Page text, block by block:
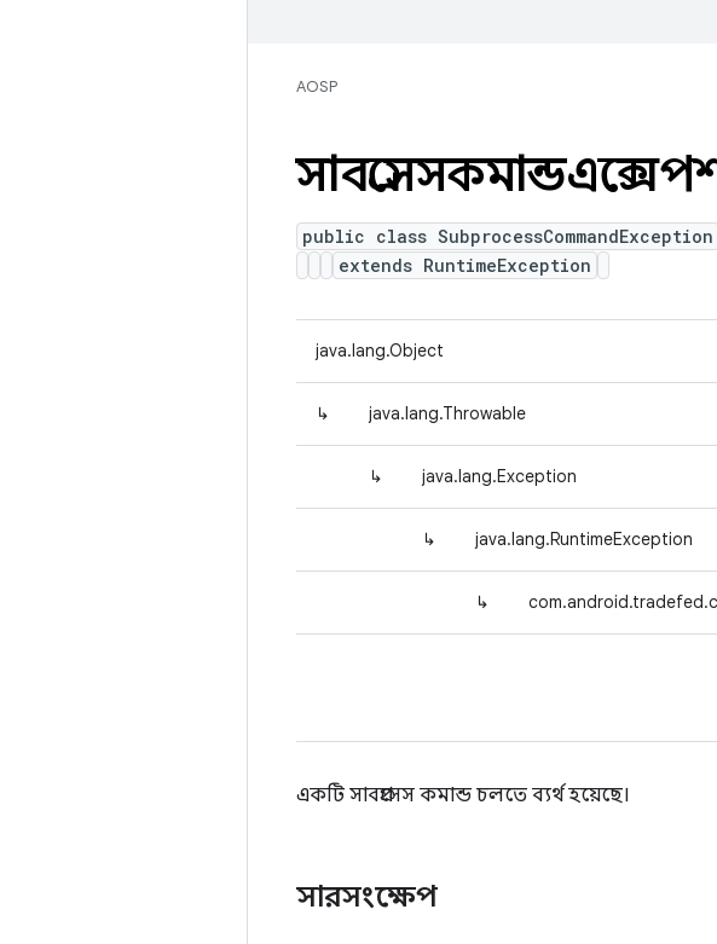
AOSP
public class SubprocessCommandException
extends RuntimeException
java.lang.Object
↳ java.lang.Throwable
↳ java.lang.Exception
↳ java.lang.RuntimeException
↳
একটি সাবপ্রসেস কমান্ড চলতে ব্যর্থ হয়েছে।
সারসংক্ষেপ